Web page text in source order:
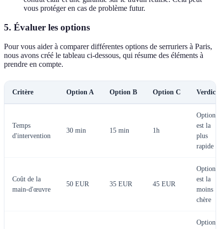
vous protéger en cas de problème futur.
5. Évaluer les options
Pour vous aider à comparer différentes options de serruriers à Paris,
nous avons créé le tableau ci-dessous, qui résume des éléments à
prendre en compte.
Critère Option A Option B Option C Verdict
Temps
d'intervention
30 min 15 min 1h
Option
est la
plus
rapide
Coût de la
main-d'œuvre
50 EUR 35 EUR 45 EUR
Option
est la
moins
chère
Option